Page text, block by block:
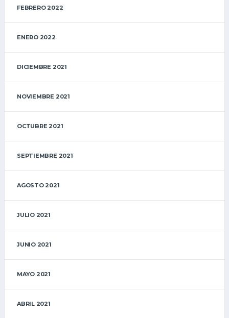
FEBRERO 2022
ENERO 2022
DICIEMBRE 2021
NOVIEMBRE 2021
OCTUBRE 2021
SEPTIEMBRE 2021
AGOSTO 2021
JULIO 2021
JUNIO 2021
MAYO 2021
ABRIL 2021